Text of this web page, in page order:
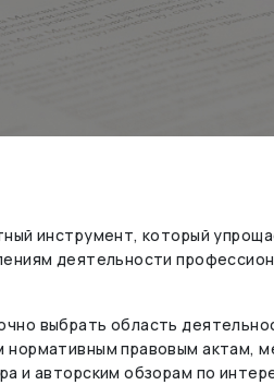
инструмент, который
деятельности
выбрать область
правовым актам,
и авторским обзорам по